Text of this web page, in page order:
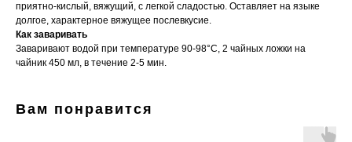
приятно-кислый, вяжущий, с легкой сладостью. Оставляет на языке
долгое, характерное вяжущее послевкусие.
Как заваривать
Заваривают водой при температуре 90-98°C, 2 чайных ложки на
чайник 450 мл, в течение 2-5 мин.
Вам понравится